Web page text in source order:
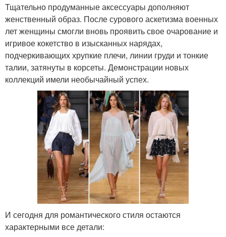
Тщательно продуманные аксессуары дополняют
женственный образ. После сурового аскетизма военных
лет женщины смогли вновь проявить свое очарование и
игривое кокетство в изысканных нарядах,
подчеркивающих хрупкие плечи, линии груди и тонкие
талии, затянуты в корсеты. Демонстрации новых
коллекций имели необычайный успех.
И сегодня для романтического стиля остаются
характерными все детали: